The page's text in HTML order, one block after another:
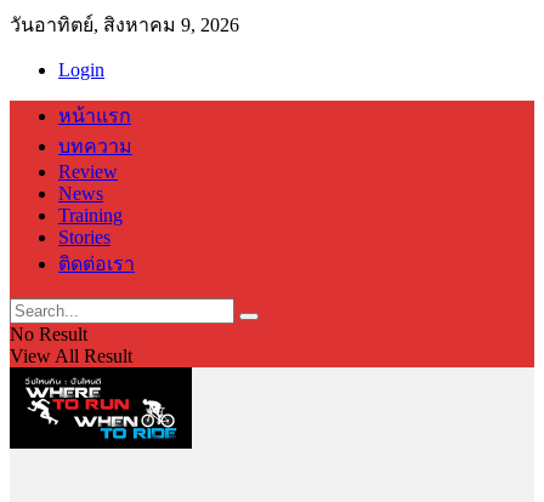
วันอาทิตย์, สิงหาคม 9, 2026
Login
หน้าแรก
บทความ
Review
News
Training
Stories
ติดต่อเรา
No Result
View All Result